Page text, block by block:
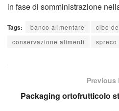
in fase di somministrazione
Tags: banco alimentare
cibo
conservazione alimenti
spreco
Previous
Packaging ortofrutticolo